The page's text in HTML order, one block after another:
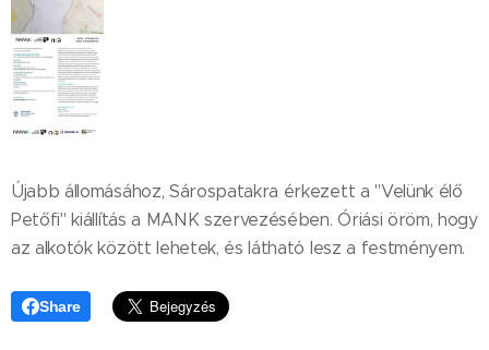
Újabb állomásához, Sárospatakra érkezett a "Velünk élő
Petőfi" kiállítás a MANK szervezésében. Óriási öröm, hogy
az alkotók között lehetek, és látható lesz a festményem.
Share